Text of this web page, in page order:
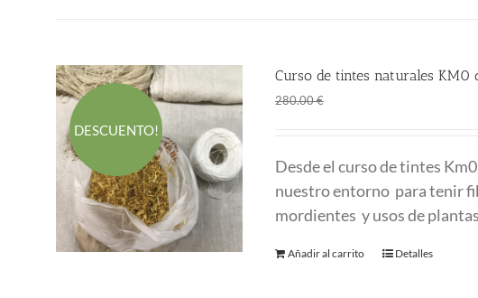
DESCUENTO!
Curso de tintes naturales KM0
280.00€
era:
280.00 €.
es:
190.00 €.
Desde el curso de tintes
nuestro entorno para tenir
mordientes y usos de
Añadir al carrito Detalles